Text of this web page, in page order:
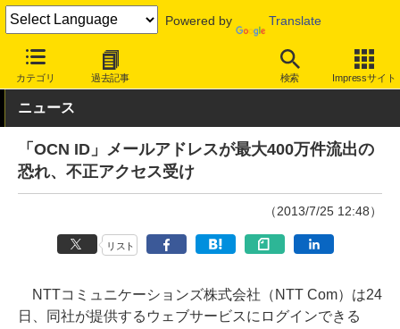
Powered by Translate
カテゴリ 過去記事 検索 Impressサイト
INTERNET Watch トピック インシデント
ニュース
「OCN ID」メールアドレスが最大400万件流出の
恐れ、不正アクセス受け
（2013/7/25 12:48）
リスト
NTTコミュニケーションズ株式会社（NTT Com）は24
日、同社が提供するウェブサービスにログインできる